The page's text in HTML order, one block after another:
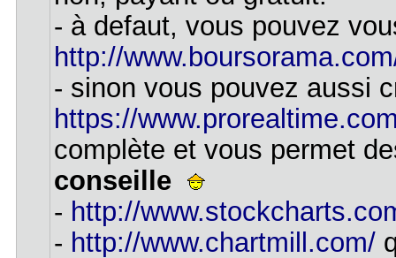
- à defaut, vous pouvez
http://
- sinon vous pouvez aussi
https://
complète et vous permet
conseille
- http://
- http://www.chartmill.com/